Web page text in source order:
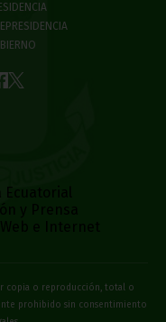
copia o reproducción, total o
prohibido sin consentimiento